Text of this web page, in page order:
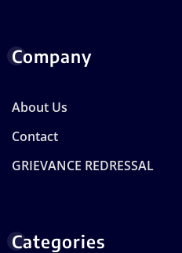
Company
About Us
Contact
GRIEVANCE REDRESSAL
Categories